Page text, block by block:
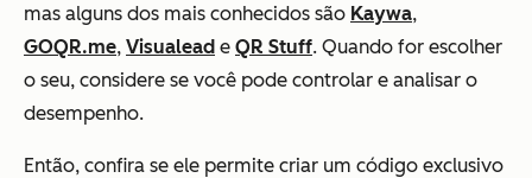
mas alguns dos mais conhecidos são Kaywa,
GOQR.me, Visualead e QR Stuff. Quando for escolher
o seu, considere se você pode controlar e analisar o
desempenho.
Então, confira se ele permite criar um código exclusivo